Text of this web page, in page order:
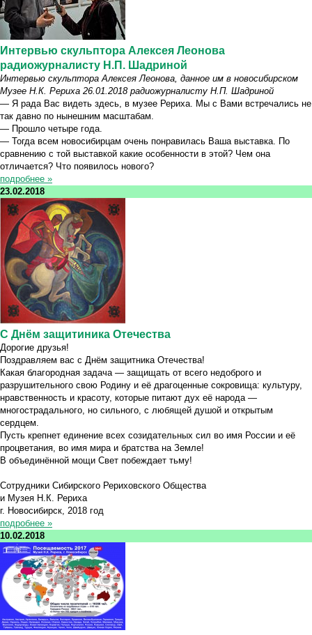
Интервью скульптора Алексея Леонова
радиожурналисту Н.П. Шадриной
Интервью скульптора Алексея Леонова, данное им в новосибирском
Музее Н.К. Рериха 26.01.2018 радиожурналисту Н.П. Шадриной
— Я рада Вас видеть здесь, в музее Рериха. Мы с Вами встречались не
так давно по нынешним масштабам.
— Прошло четыре года.
— Тогда всем новосибирцам очень понравилась Ваша выставка. По
сравнению с той выставкой какие особенности в этой? Чем она
отличается? Что появилось нового?
подробнее »
23.02.2018
C Днём защитиника Отечества
Дорогие друзья!
Поздравляем вас с Днём защитника Отечества!
Какая благородная задача — защищать от всего недоброго и
разрушительного свою Родину и её драгоценные сокровища: культуру,
нравственность и красоту, которые питают дух её народа —
многострадального, но сильного, с любящей душой и открытым
сердцем.
Пусть крепнет единение всех созидательных сил во имя России и её
процветания, во имя мира и братства на Земле!
В объединённой мощи Свет побеждает тьму!
Сотрудники Сибирского Рериховского Общества
и Музея Н.К. Рериха
г. Новосибирск, 2018 год
подробнее »
10.02.2018